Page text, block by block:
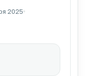
2025